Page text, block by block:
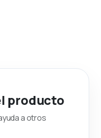
producto
a otros